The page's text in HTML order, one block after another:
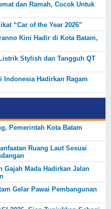
dan Ramah, Cocok Untuk
“Car of the Year 2026”
Kini Hadir di Kota Batam,
Stylish dan Tangguh QT
Indonesia Hadirkan Ragam
Pemerintah Kota Batam
Ruang Laut Sesuai
Gajah Mada Hadirkan Jalan
Gelar Pawai Pembangunan